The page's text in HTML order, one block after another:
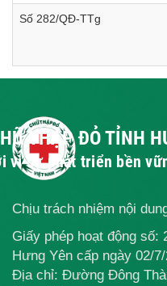
Số 282/QĐ-TTg
THẬP ĐỎ TỈNH
vì sự phát triển bền
Chịu trách nhiệm nội
Giấy phép hoạt động số:
Hưng Yên cấp ngày 02/
Địa chỉ: Đường Đông